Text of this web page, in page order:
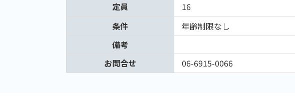
定員
16
条件
年齢制限なし
備考
お問合せ
06-6915-0066